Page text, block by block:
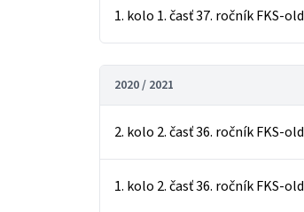
1. kolo 1. časť 37. ročník FKS-old
2020 / 2021
2. kolo 2. časť 36. ročník FKS-old
1. kolo 2. časť 36. ročník FKS-old